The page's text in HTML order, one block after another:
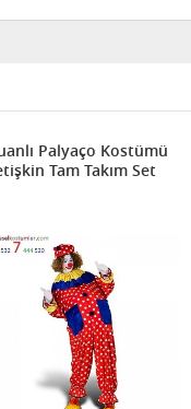
Palyaço Kostümü
Tam Takım Set